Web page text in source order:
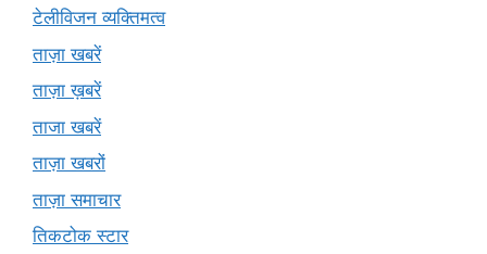
टेलीविजन व्यक्तिमत्व
ताज़ा खबरें
ताज़ा ख़बरें
ताजा खबरें
ताज़ा खबरों
ताज़ा समाचार
तिकटोक स्टार